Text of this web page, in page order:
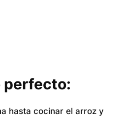
perfecto:
hasta cocinar el arroz y